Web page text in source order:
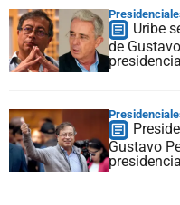
Uribe
de
Gustavo